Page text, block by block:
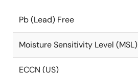
Pb (Lead) Free
Moisture Sensitivity Level (MSL)
ECCN (US)